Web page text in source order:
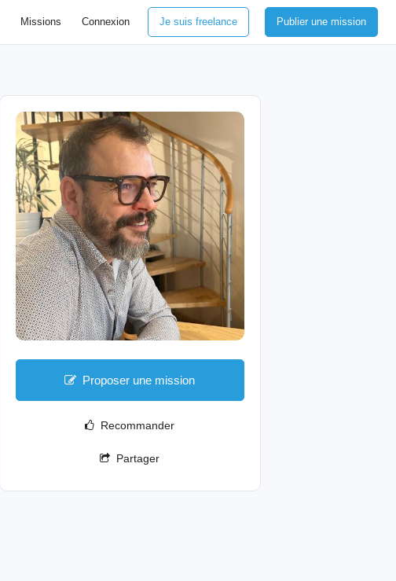
Missions Connexion Je suis freelance Publier une mission
Proposer une mission
Recommander
Partager